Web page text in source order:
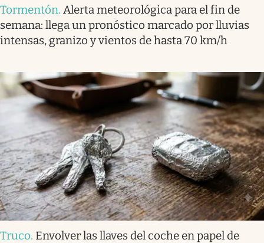
Tormentón. Alerta meteorológica para el fin de
semana: llega un pronóstico marcado por lluvias
intensas, granizo y vientos de hasta 70 km/h
Truco. Envolver las llaves del coche en papel de